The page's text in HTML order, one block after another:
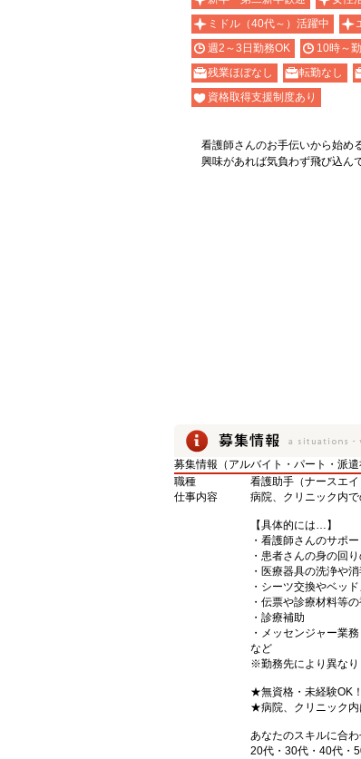
ミドル（40代～）活躍中
週2～3日勤務OK
10時～
残業ほぼなし
転勤なし
資格取得支援制度あり
看護師さんのお手伝いから始め
興味があれば気負わず飛び込ん
募集情報（アルバイト・パート・派遣
職種
看護助手（ナースエイ
仕事内容
病院、クリニック内
【具体的には…】
・看護師さんのサポー
・患者さんの身の回
・医療器具の洗浄や
・シーツ交換やベッ
・伝票や診療材料等
・診療補助
・メッセンジャー業務
など
※勤務先により異なり
★無資格・未経験OK
★病院、クリニック内
あなたのスキルに合
20代・30代・40代・